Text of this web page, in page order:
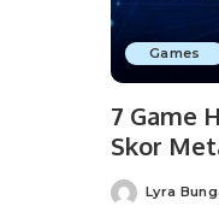
Games
7 Game
Skor
PostedLyra